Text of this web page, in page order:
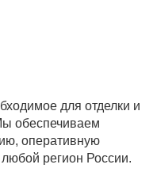
для отделки и
обеспечиваем
оперативную
любой регион России.